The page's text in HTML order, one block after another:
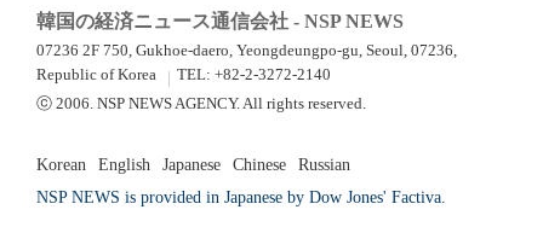
韓国の経済ニュース通信会社 - NSP NEWS
07236 2F 750, Gukhoe-daero, Yeongdeungpo-gu, Seoul, 07236,
Republic of Korea
TEL: +82-2-3272-2140
ⓒ 2006. NSP NEWS AGENCY. All rights reserved.
Korean English Japanese Chinese
Russian
NSP NEWS is provided in Japanese by Dow Jones' Factiva.